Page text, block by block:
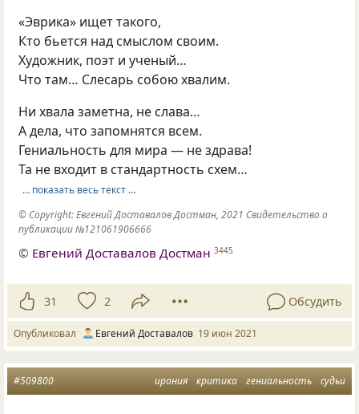
«Эврика» ищет такого,
Кто бьется над смыслом своим.
Художник, поэт и ученый…
Что там… Слесарь собою хвалим.
Ни хвала заметна, не слава…
А дела, что запомнятся всем.
Гениальность для мира — не здрава!
Та не входит в стандартность схем…
… показать весь текст …
© Copyright: Евгений Доставалов Достман, 2021 Свидетельство о
публикации №121061906666
© Евгений Доставалов Достман 3445
31 2 Обсудить
Опубликовал Евгений Доставалов 19 июн 2021
ирония критика гениальность судьи
#509800